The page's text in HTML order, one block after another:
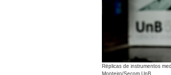
Réplicas de instrumentos
Monteiro/Secom UnB